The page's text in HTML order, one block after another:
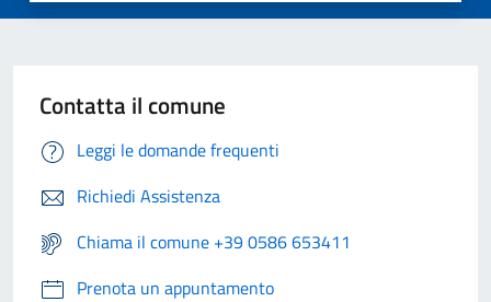
Contatta il comune
Leggi le domande frequenti
Richiedi Assistenza
Chiama il comune +39 0586 653411
Prenota un appuntamento